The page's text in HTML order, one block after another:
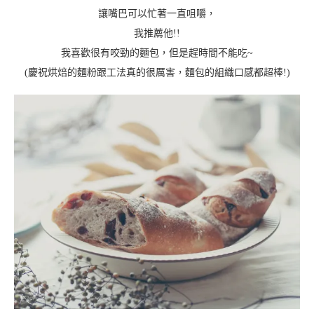
讓嘴巴可以忙著一直咀嚼，
我推薦他!!
我喜歡很有咬勁的麵包，但是趕時間不能吃~
(慶祝烘焙的麵粉跟工法真的很厲害，麵包的組織口感都超棒!)